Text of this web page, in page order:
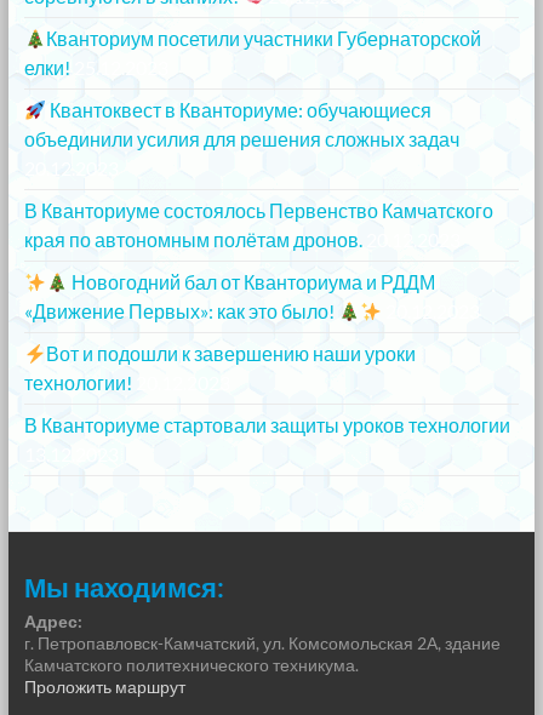
Кванториум посетили участники Губернаторской
елки!
Квантоквест в Кванториуме: обучающиеся
объединили усилия для решения сложных задач
В Кванториуме состоялось Первенство Камчатского
края по автономным полётам дронов.
Новогодний бал от Кванториума и РДДМ
«Движение Первых»: как это было!
Вот и подошли к завершению наши уроки
технологии!
В Кванториуме стартовали защиты уроков технологии
Мы находимся:
Адрес:
г. Петропавловск-Камчатский, ул. Комсомольская 2А, здание
Камчатского политехнического техникума.
Проложить маршрут